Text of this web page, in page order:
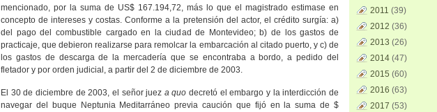
mencionado, por la suma de US$ 167.194,72, más lo que el magistrado estimase en
concepto de intereses y costas. Conforme a la pretensión del actor, el crédito surgía: a)
del pago del combustible cargado en la ciudad de Montevideo; b) de los gastos de
practicaje, que debieron realizarse para remolcar la embarcación al citado puerto, y c) de
los gastos de descarga de la mercadería que se encontraba a bordo, a pedido del
fletador y por orden judicial, a partir del 2 de diciembre de 2003.
El 30 de diciembre de 2003, el señor juez a quodecretó el embargo y la interdicción de
navegar del buque Neptunia Meditarráneo previa caución que fijó en la suma de $
2011 (39)
2012 (36)
2013 (26)
2014 (47)
2015 (60)
2016 (63)
2017 (53)